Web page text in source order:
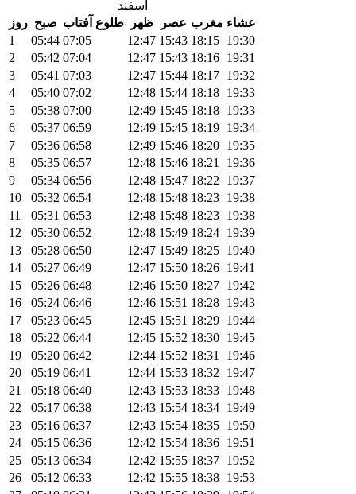
اسفند
روز صبح طلوع آفتاب ظهر عصر مغرب عشاء
1
05:44 07:05 12:47 15:43 18:15 19:30
2
05:42 07:04 12:47 15:43 18:16 19:31
3
05:41 07:03 12:47 15:44 18:17 19:32
4
05:40 07:02 12:48 15:44 18:18 19:33
5
05:38 07:00 12:49 15:45 18:18 19:33
6
05:37 06:59 12:49 15:45 18:19 19:34
7
05:36 06:58 12:49 15:46 18:20 19:35
8
05:35 06:57 12:48 15:46 18:21
19:36
9
05:34 06:56 12:48 15:47 18:22
19:37
10
05:32 06:54 12:48 15:48 18:23 19:38
11
05:31 06:53 12:48 15:48 18:23 19:38
12
05:30 06:52 12:48 15:49 18:24 19:39
13
05:28 06:50 12:47 15:49 18:25 19:40
14
05:27 06:49 12:47 15:50 18:26 19:41
15
05:26 06:48 12:46 15:50 18:27 19:42
16
05:24 06:46 12:46 15:51 18:28 19:43
17
05:23 06:45 12:45 15:51 18:29 19:44
18
05:22 06:44 12:45 15:52 18:30 19:45
19
05:20 06:42 12:44 15:52 18:31
19:46
20
05:19 06:41 12:44 15:53 18:32
19:47
21
05:18 06:40 12:43 15:53 18:33 19:48
22
05:17 06:38 12:43 15:54 18:34 19:49
23
05:16 06:37 12:43 15:54 18:35 19:50
24
05:15 06:36 12:42 15:54 18:36 19:51
25
05:13 06:34 12:42 15:55 18:37 19:52
26
05:12 06:33 12:42 15:55 18:38 19:53